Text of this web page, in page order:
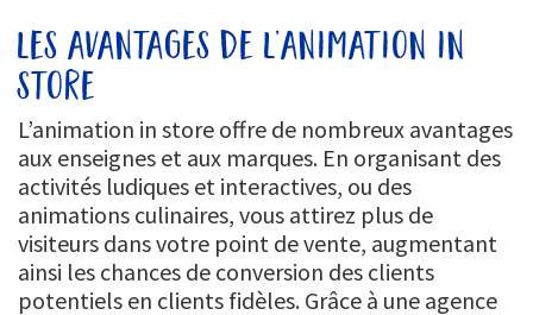
les avantages de l’animation in
store
L’animation in store offre de nombreux avantages
aux enseignes et aux marques. En organisant des
activités ludiques et interactives, ou des
animations culinaires, vous attirez plus de
visiteurs dans votre point de vente, augmentant
ainsi les chances de conversion des clients
potentiels en clients fidèles. Grâce à une agence